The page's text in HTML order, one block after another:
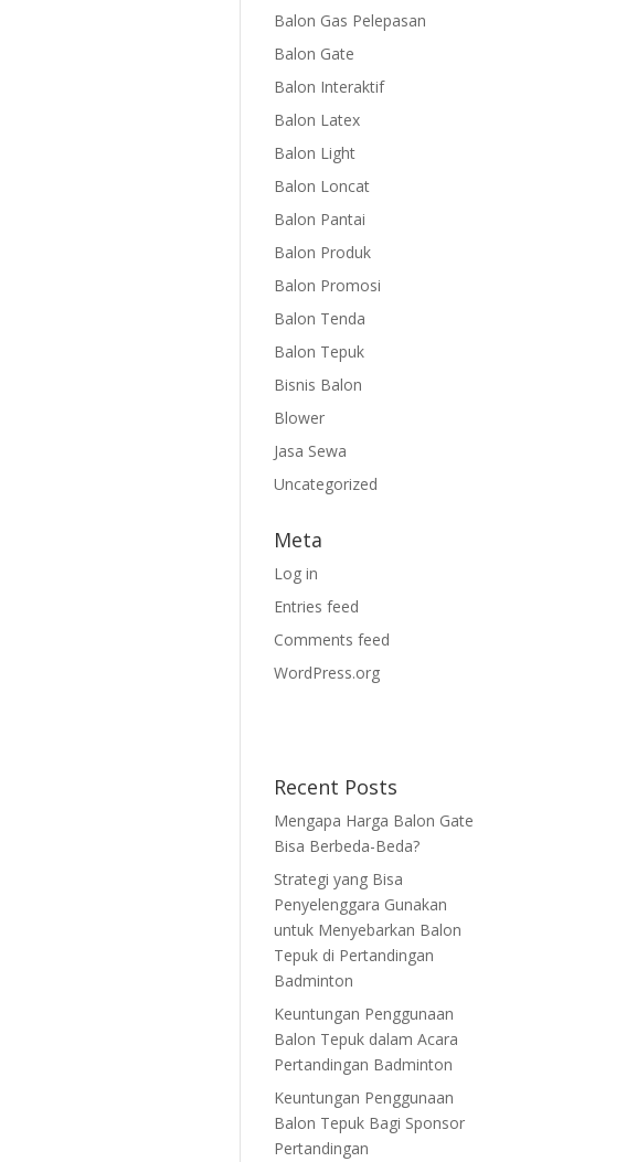
Balon Gas Pelepasan
Balon Gate
Balon Interaktif
Balon Latex
Balon Light
Balon Loncat
Balon Pantai
Balon Produk
Balon Promosi
Balon Tenda
Balon Tepuk
Bisnis Balon
Blower
Jasa Sewa
Uncategorized
Meta
Log in
Entries feed
Comments feed
WordPress.org
Recent Posts
Mengapa Harga Balon Gate
Bisa Berbeda-Beda?
Strategi yang Bisa
Penyelenggara Gunakan
untuk Menyebarkan Balon
Tepuk di Pertandingan
Badminton
Keuntungan Penggunaan
Balon Tepuk dalam Acara
Pertandingan Badminton
Keuntungan Penggunaan
Balon Tepuk Bagi Sponsor
Pertandingan